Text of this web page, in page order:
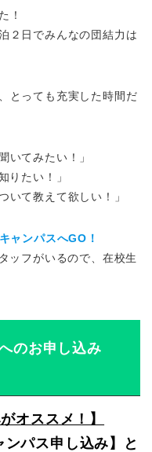
！
２日でみんなの団結力は
とっても充実した時間だ
いてみたい！」
りたい！」
いて教えて欲しい！」
ャンパスへGO！
ッフがいるので、在校生
のお申し込み
オススメ！】
ンパス申し込み】と